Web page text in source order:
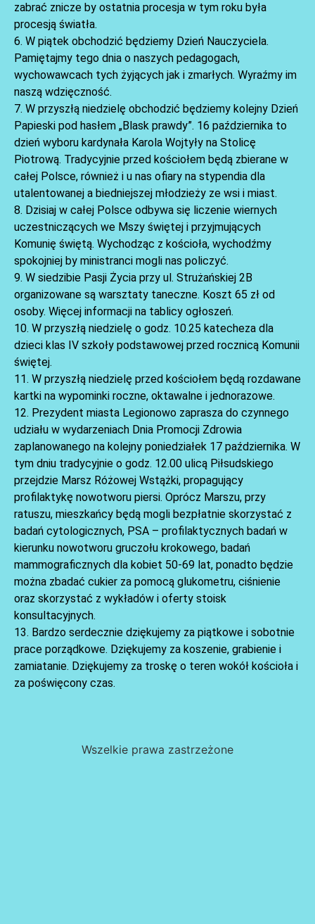
zabrać znicze by ostatnia procesja w tym roku była
procesją światła.
6. W piątek obchodzić będziemy Dzień Nauczyciela.
Pamiętajmy tego dnia o naszych pedagogach,
wychowawcach tych żyjących jak i zmarłych. Wyraźmy im
naszą wdzięczność.
7. W przyszłą niedzielę obchodzić będziemy kolejny Dzień
Papieski pod hasłem „Blask prawdy”. 16 października to
dzień wyboru kardynała Karola Wojtyły na Stolicę
Piotrową. Tradycyjnie przed kościołem będą zbierane w
całej Polsce, również i u nas ofiary na stypendia dla
utalentowanej a biedniejszej młodzieży ze wsi i miast.
8. Dzisiaj w całej Polsce odbywa się liczenie wiernych
uczestniczących we Mszy świętej i przyjmujących
Komunię świętą. Wychodząc z kościoła, wychodźmy
spokojniej by ministranci mogli nas policzyć.
9. W siedzibie Pasji Życia przy ul. Strużańskiej 2B
organizowane są warsztaty taneczne. Koszt 65 zł od
osoby. Więcej informacji na tablicy ogłoszeń.
10. W przyszłą niedzielę o godz. 10.25 katecheza dla
dzieci klas IV szkoły podstawowej przed rocznicą Komunii
świętej.
11. W przyszłą niedzielę przed kościołem będą rozdawane
kartki na wypominki roczne, oktawalne i jednorazowe.
12. Prezydent miasta Legionowo zaprasza do czynnego
udziału w wydarzeniach Dnia Promocji Zdrowia
zaplanowanego na kolejny poniedziałek 17 października. W
tym dniu tradycyjnie o godz. 12.00 ulicą Piłsudskiego
przejdzie Marsz Różowej Wstążki, propagujący
profilaktykę nowotworu piersi. Oprócz Marszu, przy
ratuszu, mieszkańcy będą mogli bezpłatnie skorzystać z
badań cytologicznych, PSA – profilaktycznych badań w
kierunku nowotworu gruczołu krokowego, badań
mammograficznych dla kobiet 50-69 lat, ponadto będzie
można zbadać cukier za pomocą glukometru, ciśnienie
oraz skorzystać z wykładów i oferty stoisk
konsultacyjnych.
13. Bardzo serdecznie dziękujemy za piątkowe i sobotnie
prace porządkowe. Dziękujemy za koszenie, grabienie i
zamiatanie. Dziękujemy za troskę o teren wokół kościoła i
za poświęcony czas.
AKTUALNOŚCI
Wszelkie prawa zastrzeżone